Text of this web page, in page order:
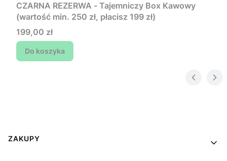
CZARNA REZERWA - Tajemniczy Box Kawowy
(wartość min. 250 zł, płacisz 199 zł)
Cena
199,00 zł
Do koszyka
Linki w stopce
ZAKUPY